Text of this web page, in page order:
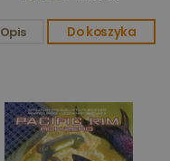
Opis Do koszyka